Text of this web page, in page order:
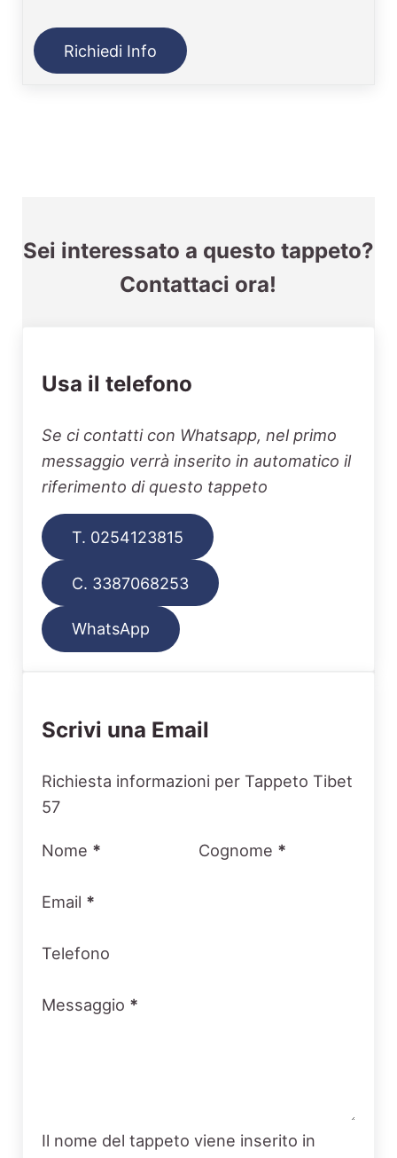
Richiedi Info
Sei interessato a questo tappeto?
Contattaci ora!
Usa il telefono
Se ci contatti con Whatsapp, nel primo
messaggio verrà inserito in automatico il
riferimento di questo tappeto
T. 0254123815
C. 3387068253
WhatsApp
Scrivi una Email
Section
Richiesta informazioni per Tappeto Tibet
57
Nome * Cognome *
Email *
Telefono
Messaggio *
Il nome del tappeto viene inserito in